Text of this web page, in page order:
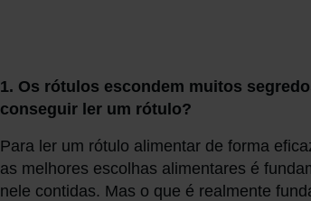
1. Os rótulos escondem muitos
conseguir ler um rótulo?
Para ler um rótulo alimentar de forma
as melhores escolhas alimentares é
nele contidas. Mas o que é realmente